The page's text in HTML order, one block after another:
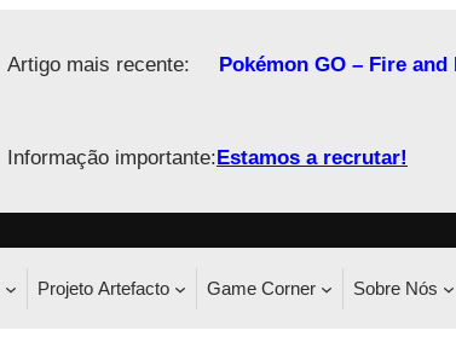
Artigo mais recente: Pokémon GO – Fire and
Informação importante:Estamos a recrutar!
Projeto Artefacto Game Corner Sobre Nós